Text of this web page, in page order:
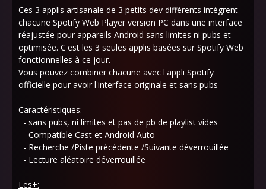
Ces 3 applis artisanale de 3 petits dev différents intègrent
chacune Spotify Web Player version PC dans une interface
réajustée pour appareils Android sans limites ni pubs et
optimisée. C'est les 3 seules applis basées sur Spotify Web
fonctionnelles à ce jour.
Vous pouvez combiner chacune avec l'appli Spotify
officielle pour avoir l'interface originale et sans pubs
Caractéristiques:
- sans pubs, ni limites et pas de pb de playlist vides
- Compatible Cast et Android Auto
- Recherche /Piste précédente /Suivante déverrouillée
- Lecture aléatoire déverrouillée
Les+: